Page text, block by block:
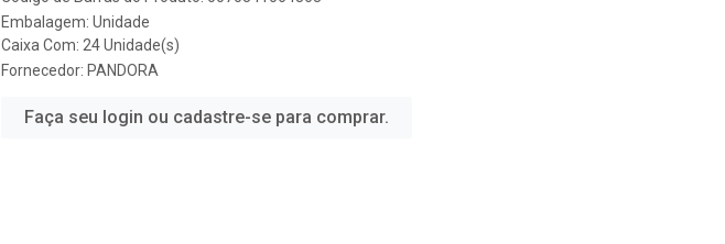
Embalagem: Unidade
Caixa Com: 24 Unidade(s)
Fornecedor: PANDORA
Faça seu login ou cadastre-se para comprar.